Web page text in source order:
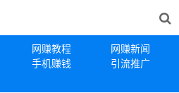
网赚教程
网赚新闻
手机赚钱
引流推广